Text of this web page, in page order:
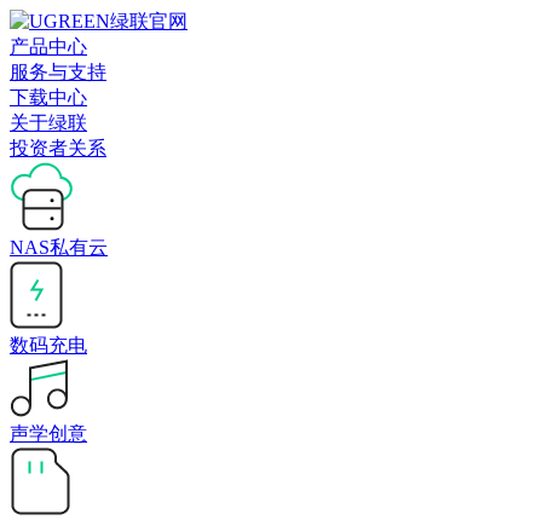
产品中心
服务与支持
下载中心
关于绿联
投资者关系
NAS私有云
数码充电
声学创意